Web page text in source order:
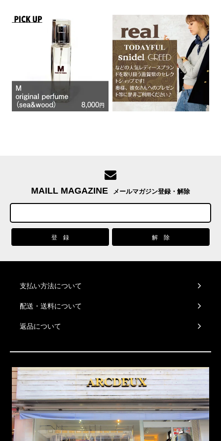
MAILL MAGAZINE メールマガジン登録・解除
支払い方法について
配送・送料について
返品について